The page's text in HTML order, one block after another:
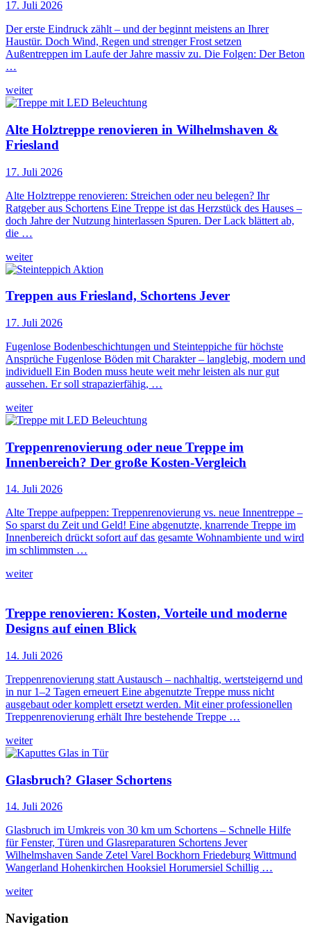
17. Juli 2026
Der erste Eindruck zählt – und der beginnt meistens an Ihrer
Haustür. Doch Wind, Regen und strenger Frost setzen
Außentreppen im Laufe der Jahre massiv zu. Die Folgen: Der Beton
…
weiter
Alte Holztreppe renovieren in Wilhelmshaven &
Friesland
17. Juli 2026
Alte Holztreppe renovieren: Streichen oder neu belegen? Ihr
Ratgeber aus Schortens Eine Treppe ist das Herzstück des Hauses –
doch Jahre der Nutzung hinterlassen Spuren. Der Lack blättert ab,
die …
weiter
Treppen aus Friesland, Schortens Jever
17. Juli 2026
Fugenlose Bodenbeschichtungen und Steinteppiche für höchste
Ansprüche Fugenlose Böden mit Charakter – langlebig, modern und
individuell Ein Boden muss heute weit mehr leisten als nur gut
aussehen. Er soll strapazierfähig, …
weiter
Treppenrenovierung oder neue Treppe im
Innenbereich? Der große Kosten-Vergleich
14. Juli 2026
Alte Treppe aufpeppen: Treppenrenovierung vs. neue Innentreppe –
So sparst du Zeit und Geld! Eine abgenutzte, knarrende Treppe im
Innenbereich drückt sofort auf das gesamte Wohnambiente und wird
im schlimmsten …
weiter
Treppe renovieren: Kosten, Vorteile und moderne
Designs auf einen Blick
14. Juli 2026
Treppenrenovierung statt Austausch – nachhaltig, wertsteigernd und
in nur 1–2 Tagen erneuert Eine abgenutzte Treppe muss nicht
ausgebaut oder komplett ersetzt werden. Mit einer professionellen
Treppenrenovierung erhält Ihre bestehende Treppe …
weiter
Glasbruch? Glaser Schortens
14. Juli 2026
Glasbruch im Umkreis von 30 km um Schortens – Schnelle Hilfe
für Fenster, Türen und Glasreparaturen Schortens Jever
Wilhelmshaven Sande Zetel Varel Bockhorn Friedeburg Wittmund
Wangerland Hohenkirchen Hooksiel Horumersiel Schillig …
weiter
Navigation